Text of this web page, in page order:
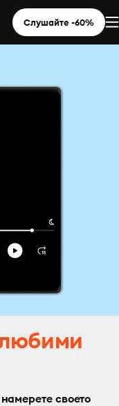
Слушайте -60%
своето